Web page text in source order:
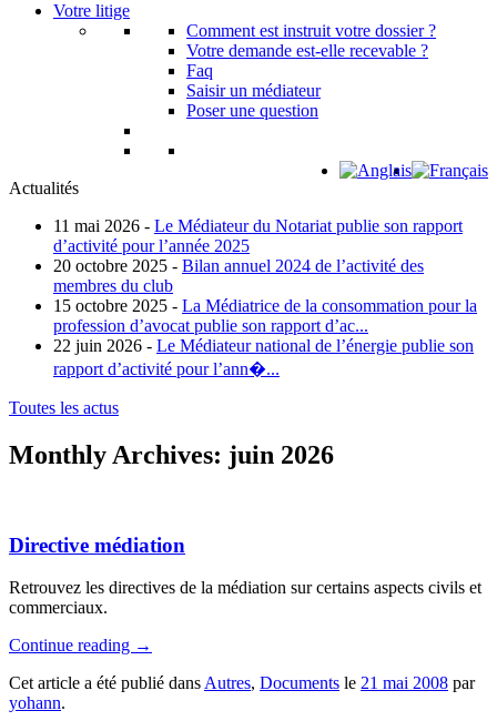
Votre litige
Comment est instruit votre dossier ?
Votre demande est-elle recevable ?
Faq
Saisir un médiateur
Poser une question
Actualités
11 mai 2026 - Le Médiateur du Notariat publie son rapport
d’activité pour l’année 2025
20 octobre 2025 - Bilan annuel 2024 de l’activité des
membres du club
15 octobre 2025 - La Médiatrice de la consommation pour la
profession d’avocat publie son rapport d’ac...
22 juin 2026 - Le Médiateur national de l’énergie publie son
rapport d’activité pour l’ann�...
Toutes les actus
Monthly Archives: juin 2026
Directive médiation
Retrouvez les directives de la médiation sur certains aspects civils et
commerciaux.
Continue reading →
Cet article a été publié dansAutres, Documents le 21 mai 2008 par
yohann.